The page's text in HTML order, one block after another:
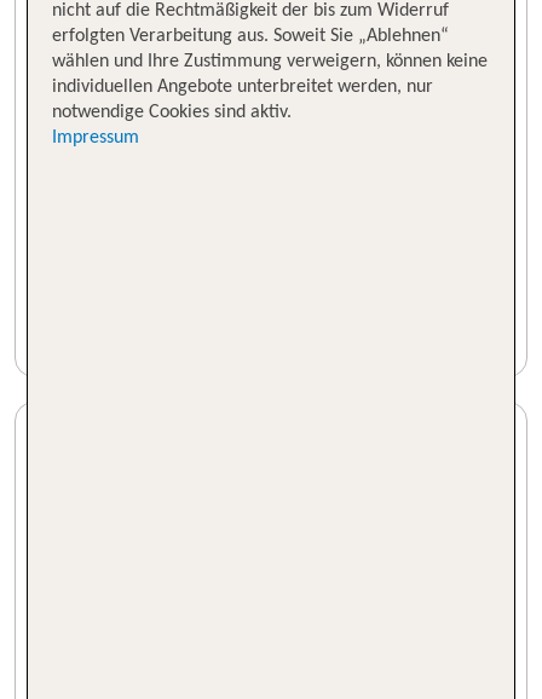
nicht auf die Rechtmäßigkeit der bis zum Widerruf
erfolgten Verarbeitung aus. Soweit Sie „Ablehnen“
wählen und Ihre Zustimmung verweigern, können keine
individuellen Angebote unterbreitet werden, nur
notwendige Cookies sind aktiv.
Impressum